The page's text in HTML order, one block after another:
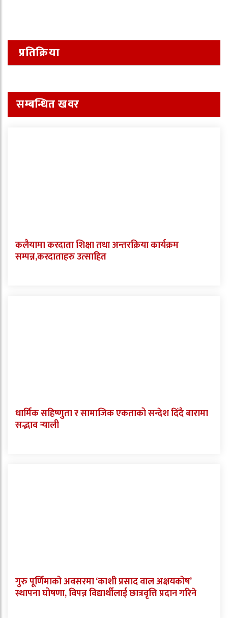
प्रतिक्रिया
सम्बन्धित खवर
कलैयामा करदाता शिक्षा तथा अन्तरक्रिया कार्यक्रम
सम्पन्न,करदाताहरु उत्साहित
धार्मिक सहिष्णुता र सामाजिक एकताको सन्देश दिँदै बारामा
सद्भाव र्‍याली
गुरु पूर्णिमाको अवसरमा ‘काशी प्रसाद वाल अक्षयकोष’
स्थापना घोषणा, विपन्न विद्यार्थीलाई छात्रवृत्ति प्रदान गरिने